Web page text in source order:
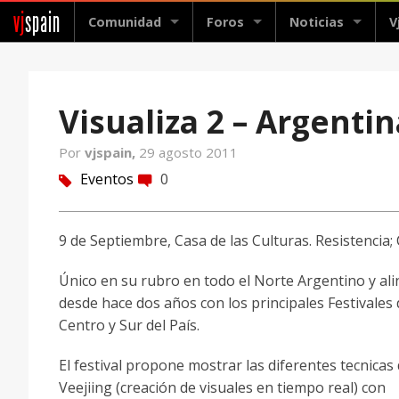
vjspain Comunidad Foros Noticias
Visualiza 2 –
Por vjspain, 29 agosto 2011
tag Eventos comment 0
9 de Septiembre, Casa de las Culturas. Resistencia;
Único en su rubro en todo el Norte Argentino y
desde hace dos años con los principales Festivales
Centro y Sur del Paí­s.
El festival propone mostrar las diferentes tecnicas
Veejiing (creación de visuales en tiempo real) con